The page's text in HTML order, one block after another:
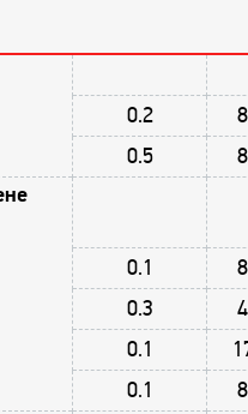
0.2
0.5
0.1
0.3
0.1
0.1